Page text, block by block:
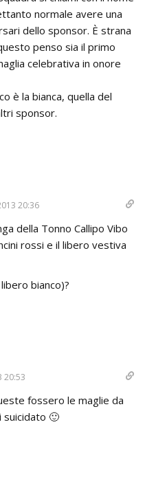
normale avere una
dello sponsor. È strana
penso sia il primo
celebrativa in onore
è la bianca, quella del
sponsor.
20:36
della Tonno Callipo Vibo
rossi e il libero vestiva
bianco)?
20:53
fossero le maglie da
suicidato 🙂